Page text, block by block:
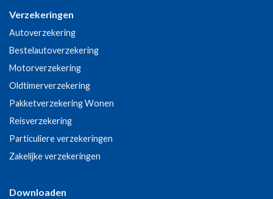
Verzekeringen
Autoverzekering
Bestelautoverzekering
Motorverzekering
Oldtimerverzekering
Pakketverzekering Wonen
Reisverzekering
Particuliere verzekeringen
Zakelijke verzekeringen
Downloaden